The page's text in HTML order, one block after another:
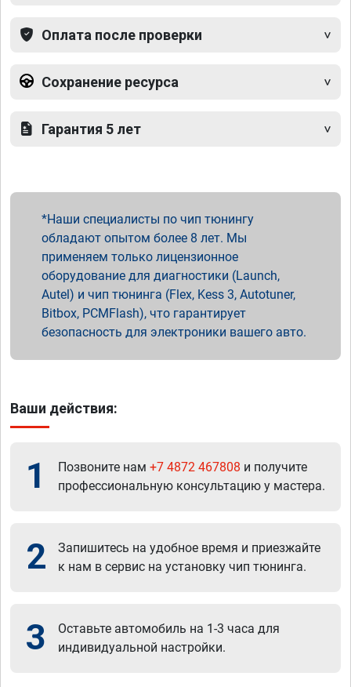
Оплата после проверки
Сохранение ресурса
Гарантия 5 лет
Наши специалисты по чип тюнингу
обладают опытом более 8 лет. Мы
применяем только лицензионное
оборудование для диагностики (Launch,
Autel) и чип тюнинга (Flex, Kess 3, Autotuner,
Bitbox, PCMFlash), что гарантирует
безопасность для электроники вашего авто.
Ваши действия:
1 Позвоните нам +7 4872 467808 и получите
профессиональную консультацию у мастера.
2
Запишитесь на удобное время и приезжайте
к нам в сервис на установку чип тюнинга.
3
Оставьте автомобиль на 1-3 часа для
индивидуальной настройки.